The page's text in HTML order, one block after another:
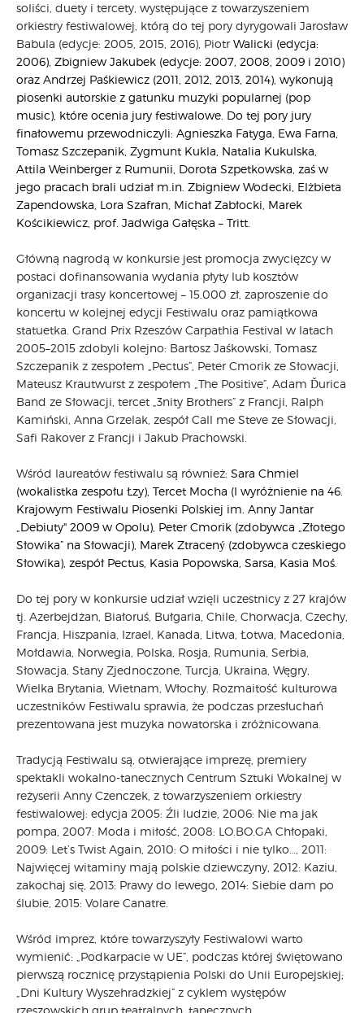
soliści, duety i tercety, występujące z towarzyszeniem
orkiestry festiwalowej, którą do tej pory dyrygowali Jarosław
Babula (edycje: 2005, 2015, 2016), Piotr Walicki (edycja:
2006), Zbigniew Jakubek (edycje: 2007, 2008, 2009 i 2010)
oraz Andrzej Paśkiewicz (2011, 2012, 2013, 2014), wykonują
piosenki autorskie z gatunku muzyki popularnej (pop
music), które ocenia jury festiwalowe. Do tej pory jury
finałowemu przewodniczyli: Agnieszka Fatyga, Ewa Farna,
Tomasz Szczepanik, Zygmunt Kukla, Natalia Kukulska,
Attila Weinberger z Rumunii, Dorota Szpetkowska, zaś w
jego pracach brali udział m.in. Zbigniew Wodecki, Elżbieta
Zapendowska, Lora Szafran, Michał Zabłocki, Marek
Kościkiewicz, prof. Jadwiga Gałęska – Tritt.
Główną nagrodą w konkursie jest promocja zwycięzcy w
postaci dofinansowania wydania płyty lub kosztów
organizacji trasy koncertowej – 15.000 zł, zaproszenie do
koncertu w kolejnej edycji Festiwalu oraz pamiątkowa
statuetka. Grand Prix Rzeszów Carpathia Festival w latach
2005–2015 zdobyli kolejno: Bartosz Jaśkowski, Tomasz
Szczepanik z zespołem „Pectus”, Peter Cmorik ze Słowacji,
Mateusz Krautwurst z zespołem „The Positive”, Adam Ďurica
Band ze Słowacji, tercet „3nity Brothers” z Francji, Ralph
Kamiński, Anna Grzelak, zespół Call me Steve ze Słowacji,
Safi Rakover z Francji i Jakub Prachowski.
Wśród laureatów festiwalu są również: Sara Chmiel
(wokalistka zespołu Łzy), Tercet Mocha (I wyróżnienie na 46.
Krajowym Festiwalu Piosenki Polskiej im. Anny Jantar
„Debiuty" 2009 w Opolu), Peter Cmorik (zdobywca „Złotego
Słowika” na Słowacji), Marek Ztracený (zdobywca czeskiego
Słowika), zespół Pectus, Kasia Popowska, Sarsa, Kasia Moś.
Do tej pory w konkursie udział wzięli uczestnicy z 27 krajów
tj. Azerbejdżan, Białoruś, Bułgaria, Chile, Chorwacja, Czechy,
Francja, Hiszpania, Izrael, Kanada, Litwa, Łotwa, Macedonia,
Mołdawia, Norwegia, Polska, Rosja, Rumunia, Serbia,
Słowacja, Stany Zjednoczone, Turcja, Ukraina, Węgry,
Wielka Brytania, Wietnam, Włochy. Rozmaitość kulturowa
uczestników Festiwalu sprawia, że podczas przesłuchań
prezentowana jest muzyka nowatorska i zróżnicowana.
Tradycją Festiwalu są, otwierające imprezę, premiery
spektakli wokalno-tanecznych Centrum Sztuki Wokalnej w
reżyserii Anny Czenczek, z towarzyszeniem orkiestry
festiwalowej: edycja 2005: Źli ludzie, 2006: Nie ma jak
pompa, 2007: Moda i miłość, 2008: LO.BO.GA Chłopaki,
2009: Let’s Twist Again, 2010: O miłości i nie tylko…, 2011:
Najwięcej witaminy mają polskie dziewczyny, 2012: Kaziu,
zakochaj się, 2013: Prawy do lewego, 2014: Siebie dam po
ślubie, 2015: Volare Canatre.
Wśród imprez, które towarzyszyły Festiwalowi warto
wymienić: „Podkarpacie w UE”, podczas której świętowano
pierwszą rocznicę przystąpienia Polski do Unii Europejskiej;
„Dni Kultury Wyszehradzkiej” z cyklem występów
rzeszowskich grup teatralnych, tanecznych